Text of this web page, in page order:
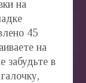
на
45
на
забудьте в